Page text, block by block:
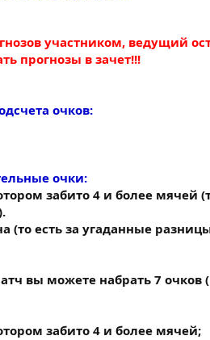
участником, ведущий
прогнозы в зачет!!!​
очков:
очки:
забито 4 и более мячей
(то есть за угаданные
вы можете набрать 7
забито 4 и более мячей;